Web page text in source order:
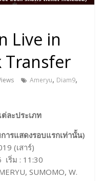
Live in
Transfer
Ameryu, Diam9,
ละประเภท
ารแสดงรอบแรกเท่านั้น)
(เสาร์)
เริ่ม : 11:30
SUMOMO, W.